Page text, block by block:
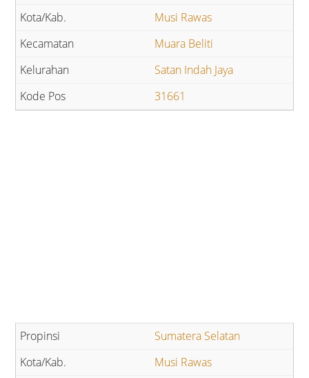
Musi Rawas
Muara Beliti
Satan Indah Jaya
31661
Sumatera Selatan
Musi Rawas